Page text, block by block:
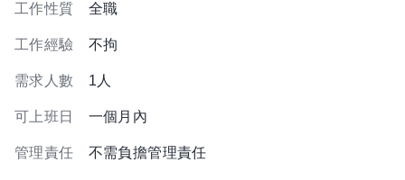
工作性質 全職
工作經驗 不拘
需求人數 1人
可上班日 一個月內
管理責任 不需負擔管理責任